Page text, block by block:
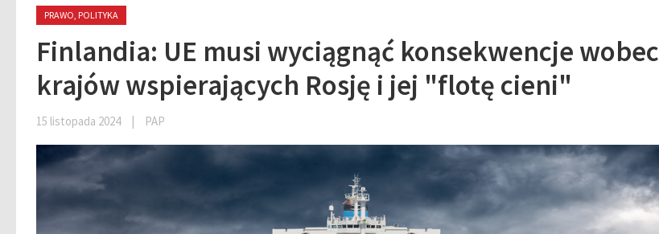
PRAWO, POLITYKA
Finlandia: UE musi wyciągnąć konsekwencje wobec
krajów wspierających Rosję i jej "flotę cieni"
15 listopada 2024 | PAP